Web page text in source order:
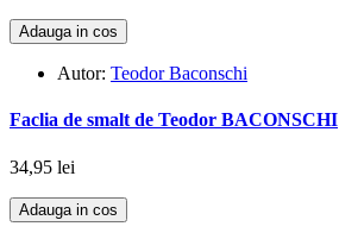
Adauga in cos
Autor: Teodor Baconschi
Faclia de smalt de Teodor BACONSCHI
34,95 lei
Adauga in cos